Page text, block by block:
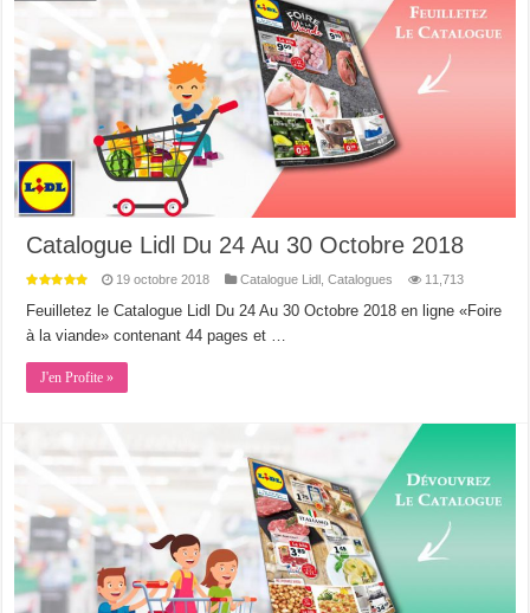
Catalogue Lidl Du 24 Au 30 Octobre 2018
19 octobre 2018 Catalogue Lidl ,Catalogues 11,713
Feuilletez le Catalogue Lidl Du 24 Au 30 Octobre 2018 en ligne «Foire
à la viande» contenant 44 pages et …
J'en Profite »